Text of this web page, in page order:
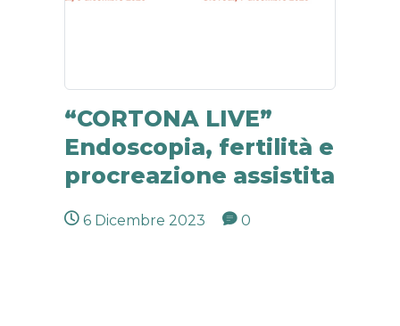
“CORTONA LIVE”
Endoscopia, fertilità e
procreazione assistita
6 Dicembre 2023 0